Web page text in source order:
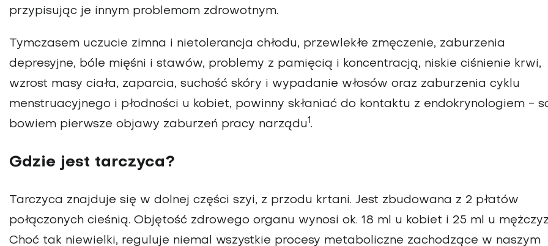
przypisując je innym problemom zdrowotnym.
Tymczasem uczucie zimna i nietolerancja chłodu, przewlekłe zmęczenie, zaburzenia
depresyjne, bóle mięśni i stawów, problemy z pamięcią i koncentracją, niskie ciśnienie krwi,
wzrost masy ciała, zaparcia, suchość skóry i wypadanie włosów oraz zaburzenia cyklu
menstruacyjnego i płodności u kobiet, powinny skłaniać do kontaktu z endokrynologiem -
bowiem pierwsze objawy zaburzeń pracy narządu1.
Gdzie jest tarczyca?
Tarczyca znajduje się w dolnej części szyi, z przodu krtani. Jest zbudowana z 2 płatów
połączonych cieśnią. Objętość zdrowego organu wynosi ok. 18 ml u kobiet i 25 ml u
Choć tak niewielki, reguluje niemal wszystkie procesy metaboliczne zachodzące w naszym